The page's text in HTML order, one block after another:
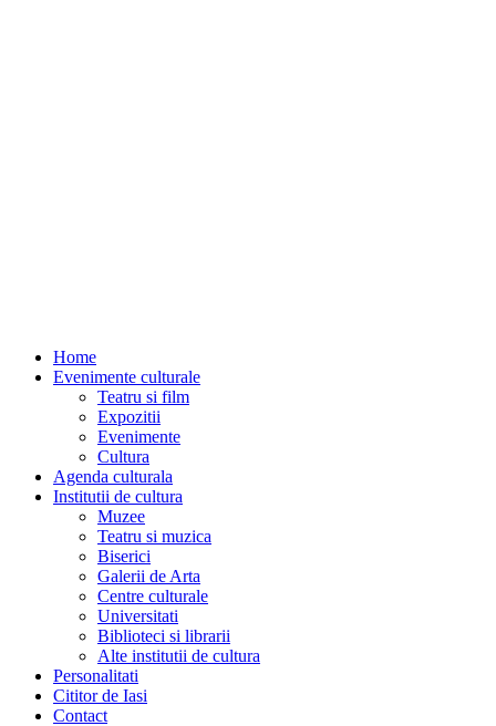
Home
Evenimente culturale
Teatru si film
Expozitii
Evenimente
Cultura
Agenda culturala
Institutii de cultura
Muzee
Teatru si muzica
Biserici
Galerii de Arta
Centre culturale
Universitati
Biblioteci si librarii
Alte institutii de cultura
Personalitati
Cititor de Iasi
Contact